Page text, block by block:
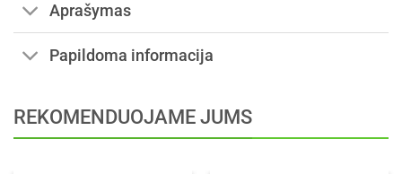
Aprašymas
Papildoma informacija
REKOMENDUOJAME JUMS